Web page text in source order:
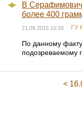
В
более 400
21.09.2015 10:33 ГУ
По данному
подозреваемому
<